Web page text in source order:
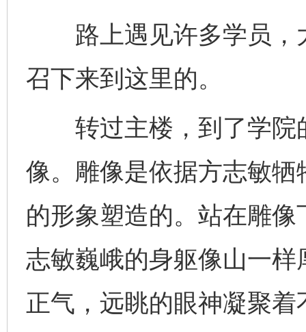
路上遇见许多学员，
召下来到这里的。
转过主楼，到了学院
像。雕像是依据方志敏
的形象塑造的。站在雕
志敏巍峨的身躯像山一
正气，远眺的眼神凝聚